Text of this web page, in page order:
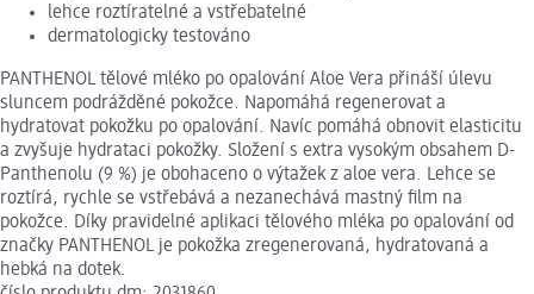
lehce roztíratelné a vstřebatelné
dermatologicky testováno
PANTHENOL tělové mléko po opalování Aloe Vera přináší úlevu
sluncem podrážděné pokožce. Napomáhá regenerovat a
hydratovat pokožku po opalování. Navíc pomáhá obnovit elasticitu
a zvyšuje hydrataci pokožky. Složení s extra vysokým obsahem D-
Panthenolu (9 %) je obohaceno o výtažek z aloe vera. Lehce se
roztírá, rychle se vstřebává a nezanechává mastný film na
pokožce. Díky pravidelné aplikaci tělového mléka po opalování od
značky PANTHENOL je pokožka zregenerovaná, hydratovaná a
hebká na dotek.